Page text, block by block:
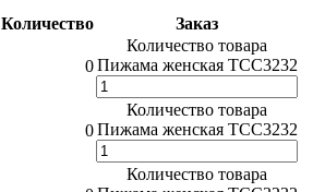
Количество Заказ
0
Количество товара
Пижама женская TCC3232
0
Количество товара
Пижама женская TCC3232
Количество товара